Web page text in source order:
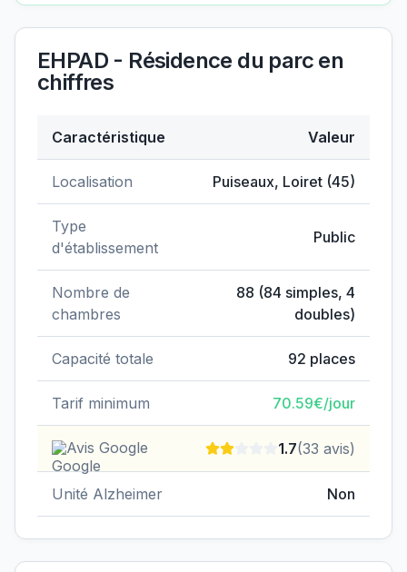
EHPAD - Résidence du parc en
chiffres
Caractéristique Valeur
Localisation Puiseaux, Loiret (45)
Type
d'établissement
Public
Nombre de
chambres
88 (84 simples, 4
doubles)
Capacité totale 92 places
Tarif minimum 70.59€/jour
Avis Google 1.7(33 avis)
Unité Alzheimer Non